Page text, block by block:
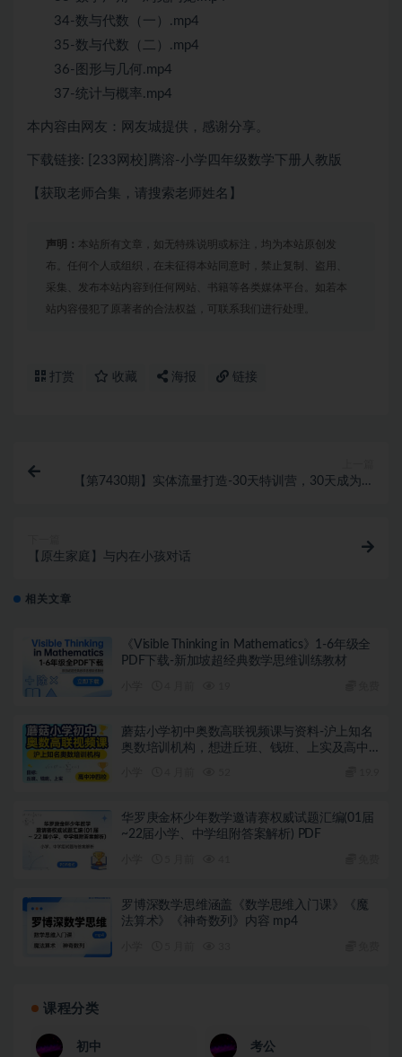
34-数与代数（一）.mp4
35-数与代数（二）.mp4
36-图形与几何.mp4
37-统计与概率.mp4
本内容由网友：网友城提供，感谢分享。
下载链接: [233网校]腾溶-小学四年级数学下册人教版
【获取老师合集，请搜索老师姓名】
声明： 本站所有文章，如无特殊说明或标注，均为本站原创发
布。任何个人或组织，在未征得本站同意时，禁止复制、盗用、
采集、发布本站内容到任何网站、书籍等各类媒体平台。如若本
站内容侵犯了原著者的合法权益，可联系我们进行处理。
打赏 收藏 海报 链接
【第7430期】实体流量打造-30天特训营，30天成为行
【原生家庭】与内在小孩对话
相关文章
《Visible Thinking in Mathematics》1-6年级全
PDF下载-新加坡超经典数学思维训练教材
蘑菇小学初中奥数高联视频课与资料-沪上知名
奥数培训机构，想进丘班、钱班、上实及高中
华罗庚金杯少年数学邀请赛权威试题汇编(01届
~22届小学、中学组附答案解析) PDF
罗博深数学思维涵盖《数学思维入门课》《魔
法算术》《神奇数列》内容 mp4
课程分类
初中 考公